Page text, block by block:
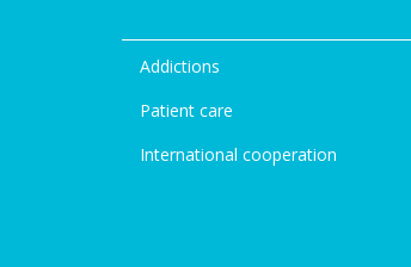
Addictions
Patient care
International cooperation